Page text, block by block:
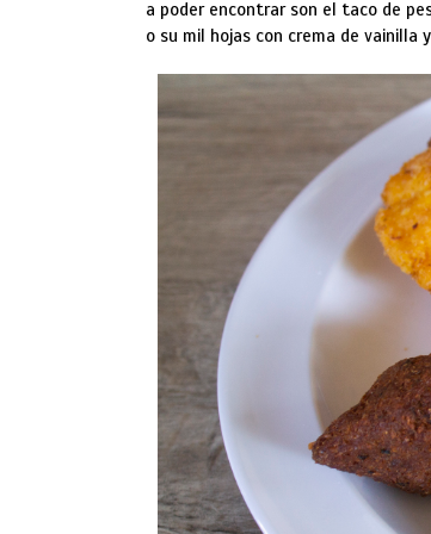
a poder encontrar son el taco de
o su mil hojas con crema de vainilla